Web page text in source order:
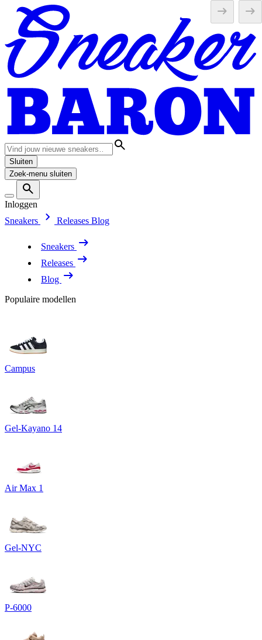
Sluiten
Zoek-menu sluiten
Inloggen
Sneakers
Releases Blog
Sneakers
Releases
Blog
Populaire modellen
Campus
Gel-Kayano 14
Air Max 1
Gel-NYC
P-6000